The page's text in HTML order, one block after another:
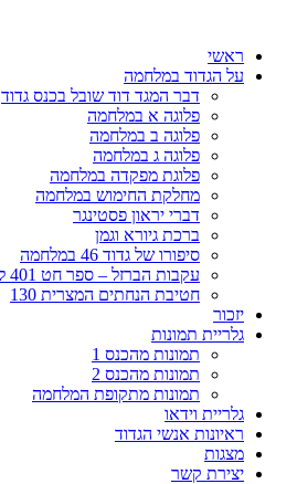
ראשי
על הגדוד במלחמה
דבר המגד דוד שובל בכנס גדוד
פלוגה א במלחמה
פלוגה ב במלחמה
פלוגה ג במלחמה
פלוגת מפקדה במלחמה
מחלקת החימוש במלחמה
דברי יראון פסטינגר
ברכת גיורא וגמן
סיפורו של גדוד 46 במלחמה
עקבות הברזל – ספר חט 401 ליום כיפור
חטיבת הנחתים המצרית 130
יזכור
גלריית תמונות
תמונות מהכנס 1
תמונות מהכנס 2
תמונות מתקופת המלחמה
גלריית וידאו
ראיונות אנשי הגדוד
מצגות
יצירת קשר